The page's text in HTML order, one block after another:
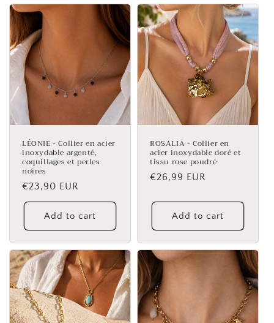
LÉONIE - Collier en acier
inoxydable argenté,
coquillages et perles
noires
Regular
price
€23,90 EUR
Add to cart
ROSALIA - Collier en
acier inoxydable doré et
tissu rose poudré
Regular
€26,99 EUR
Add to cart